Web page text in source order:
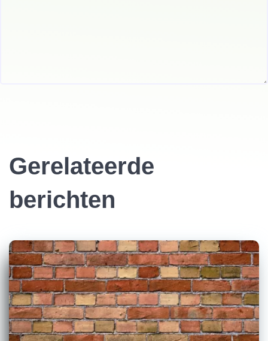
Gerelateerde
berichten